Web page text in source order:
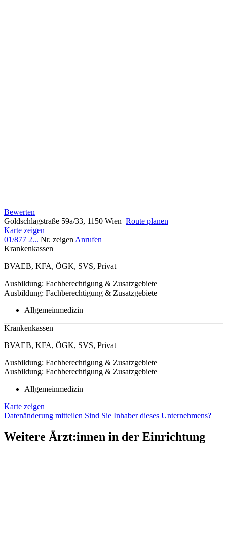
Bewerten
Goldschlagstraße 59a/33, 1150 Wien Route planen
Karte zeigen
01/877 2... Nr. zeigen Anrufen
Krankenkassen
BVAEB, KFA, ÖGK, SVS, Privat
Ausbildung: Fachberechtigung & Zusatzgebiete
Ausbildung: Fachberechtigung & Zusatzgebiete
Allgemeinmedizin
Krankenkassen
BVAEB, KFA, ÖGK, SVS, Privat
Ausbildung: Fachberechtigung & Zusatzgebiete
Ausbildung: Fachberechtigung & Zusatzgebiete
Allgemeinmedizin
Karte zeigen
Datenänderung mitteilen Sind Sie Inhaber dieses Unternehmens?
Weitere Ärzt:innen in der Einrichtung